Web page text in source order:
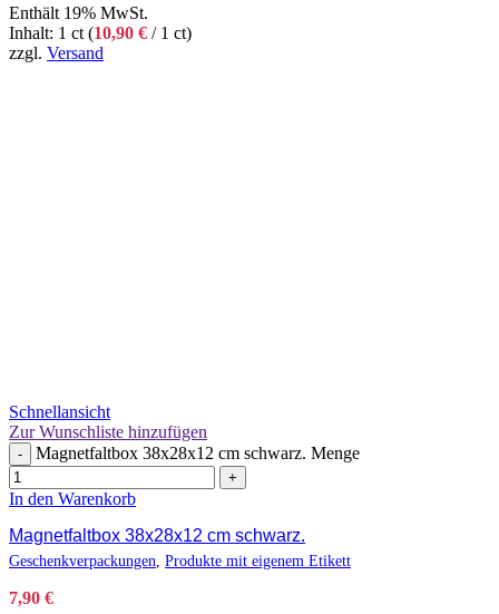
Enthält 19% MwSt.
Inhalt: 1 ct (10,90 € / 1 ct)
zzgl. Versand
Schnellansicht
Zur Wunschliste hinzufügen
- Magnetfaltbox 38x28x12 cm schwarz. Menge
+
In den Warenkorb
Magnetfaltbox 38x28x12 cm schwarz.
Geschenkverpackungen Produkte mit eigenem Etikett
7,90 €